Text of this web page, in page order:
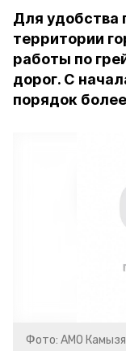
Для удобства
территории
работы по
дорог. С
порядок
Фото: АМО